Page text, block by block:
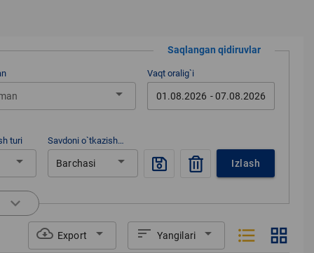
Saqlangan qidiruvlar
arrow_drop_down
Vaqt oralig`i
01.08.2026 - 07.08.2026
turi
arrow_drop_down
Savdoni o`tkazish
uslubi
Barchasi arrow_drop_down Izlash
keyboard_arrow_down
cloud_download Export arrow_drop_down sort Yangilari arrow_drop_down format_list_bulleted grid_view